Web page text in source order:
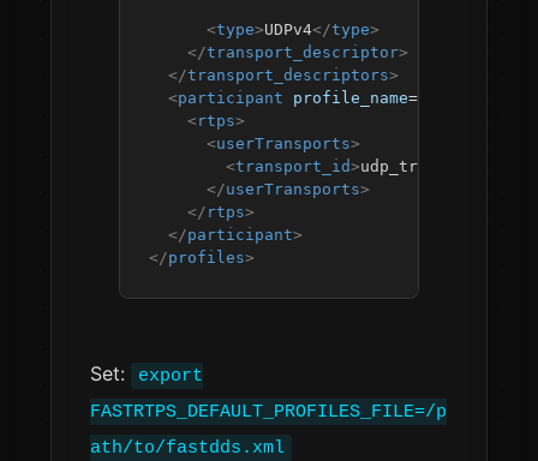
<type>UDPv4</type>
</transport_descriptor>
</transport_descriptors>
<participant profile_name=
<rtps>
<userTransports>
<transport_id>udp_transport
</userTransports>
</ rtps>
</participant>
</profiles>
Set:
export
FASTRTPS_DEFAULT_PROFILES_FILE=/p
ath/to/fastdds.xml